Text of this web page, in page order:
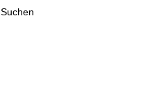
Suchen